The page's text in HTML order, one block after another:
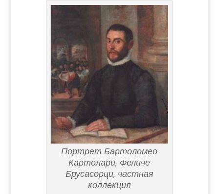
Портрет Бартоломео
Картолари, Феличе
Брусасорци, частная
коллекция